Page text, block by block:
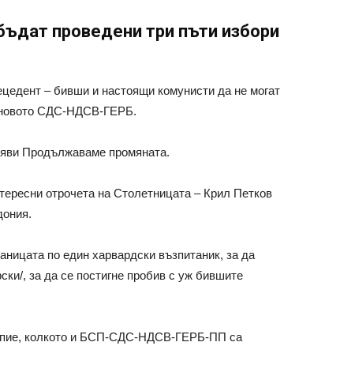
проведени три пъти избори
– бивши и настоящи комунисти да не могат
новото СДС-НДСВ-ГЕРБ.
Продължаваме промяната.
отрочета на Столетницата – Крил Петков
по един харвардски възпитаник, за да
, за да се постигне пробив с уж бившите
колкото и БСП-СДС-НДСВ-ГЕРБ-ПП са